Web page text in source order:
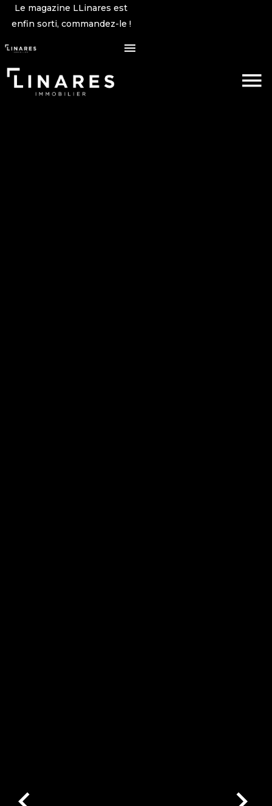
Le magazine LLinares est
enfin sorti, commandez-le !